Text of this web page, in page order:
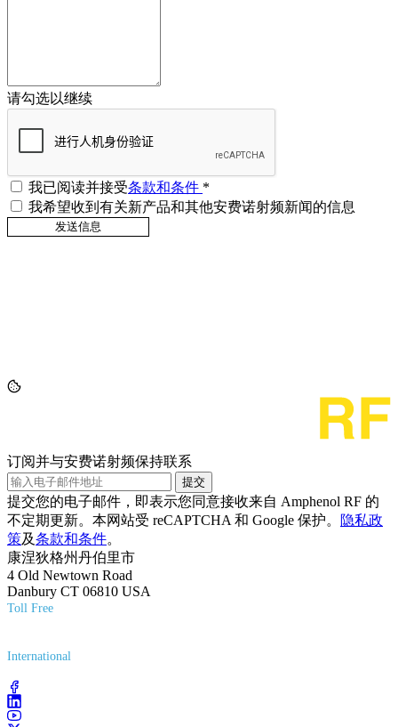
请勾选以继续
我已阅读并接受条款和条件 *
我希望收到有关新产品和其他安费诺射频新闻的信息
订阅并与安费诺射频保持联系
提交
提交您的电子邮件，即表示您同意接收来自 Amphenol RF 的
不定期更新。本网站受 reCAPTCHA 和 Google 保护。
隐私政
策及条款和条件。
康涅狄格州丹伯里市
4 Old Newtown Road
Danbury CT 06810 USA
Toll Free
International